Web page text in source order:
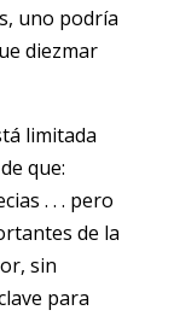
uno podría
diezmar
limitada
que:
. . . pero
de la
sin
para